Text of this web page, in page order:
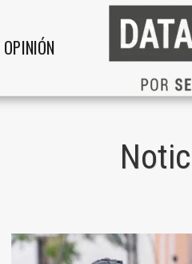
OPINIÓN